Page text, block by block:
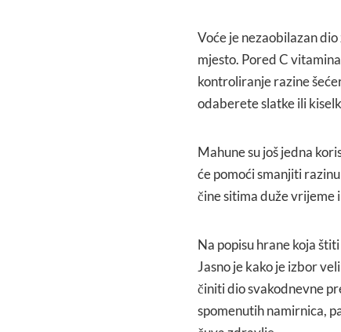
Voće je nezaobilazan
mjesto. Pored C
kontroliranje razine
odaberete slatke ili
Mahune su još jedna
će pomoći smanjiti
čine sitima duže vrijeme
Na popisu hrane koja
Jasno je kako je izbor
činiti dio svakodnevne
spomenutih namirnica,